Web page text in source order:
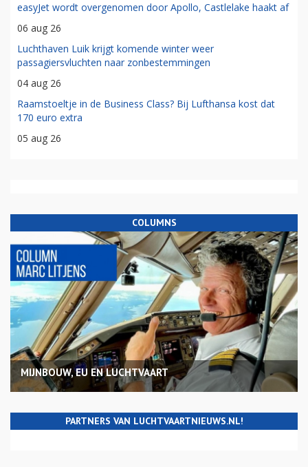
easyJet wordt overgenomen door Apollo, Castlelake haakt af
06 aug 26
Luchthaven Luik krijgt komende winter weer
passagiersvluchten naar zonbestemmingen
04 aug 26
Raamstoeltje in de Business Class? Bij Lufthansa kost dat
170 euro extra
05 aug 26
COLUMNS
MIJNBOUW, EU EN LUCHTVAART
PARTNERS VAN LUCHTVAARTNIEUWS.NL!